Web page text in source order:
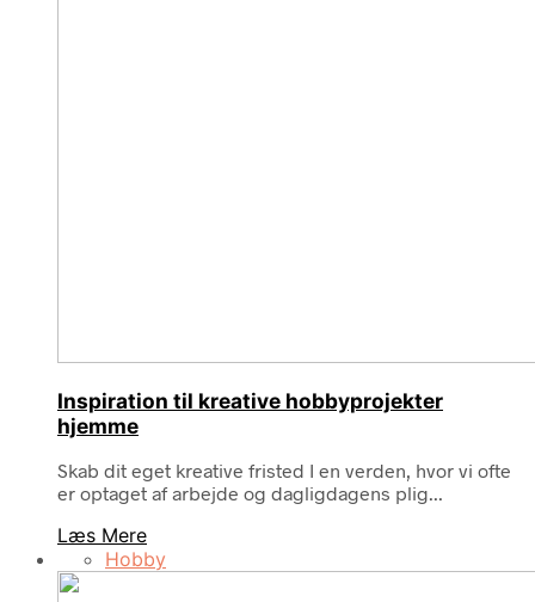
Inspiration til kreative hobbyprojekter
hjemme
Skab dit eget kreative fristed I en verden, hvor vi ofte
er optaget af arbejde og dagligdagens plig...
Læs Mere
Hobby